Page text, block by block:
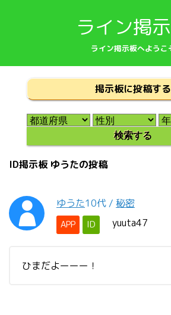
ライン掲
ライン掲示板へようこ
掲示板に投稿する
ID掲示板 ゆうたの投稿
ゆうた10代 / 秘密
APP ID yuuta47
ひまだよーーー！